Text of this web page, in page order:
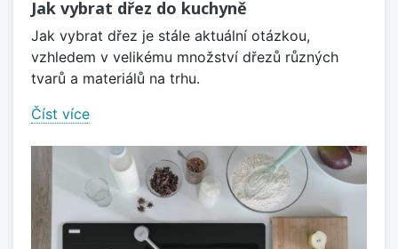
Jak vybrat dřez do kuchyně
Jak vybrat dřez je stále aktuální otázkou,
vzhledem v velikému množství dřezů různých
tvarů a materiálů na trhu.
Číst více